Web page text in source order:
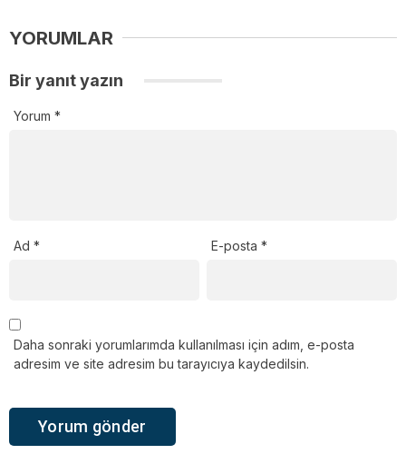
YORUMLAR
Bir yanıt yazın
Yorum *
Ad * E-posta*
Daha sonraki yorumlarımda kullanılması için adım, e-posta
adresim ve site adresim bu tarayıcıya kaydedilsin.